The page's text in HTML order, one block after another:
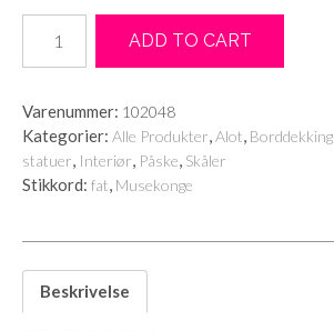
fat
ADD TO CART
Varenummer: 102048
Kategorier: Alle Produkter Alot Borddekking
statuer Interiør Påske Skåler
Stikkord: fat Musekonge
Beskrivelse